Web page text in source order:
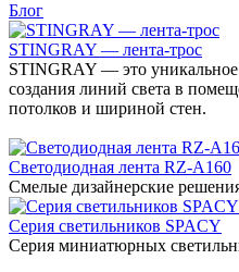
Блог
STINGRAY — лента-трос
STINGRAY — это
создания линий света в
потолков и шириной стен.
Светодиодная лента RZ-A160
Смелые дизайнерские
Серия светильников SPACY
Серия миниатюрных